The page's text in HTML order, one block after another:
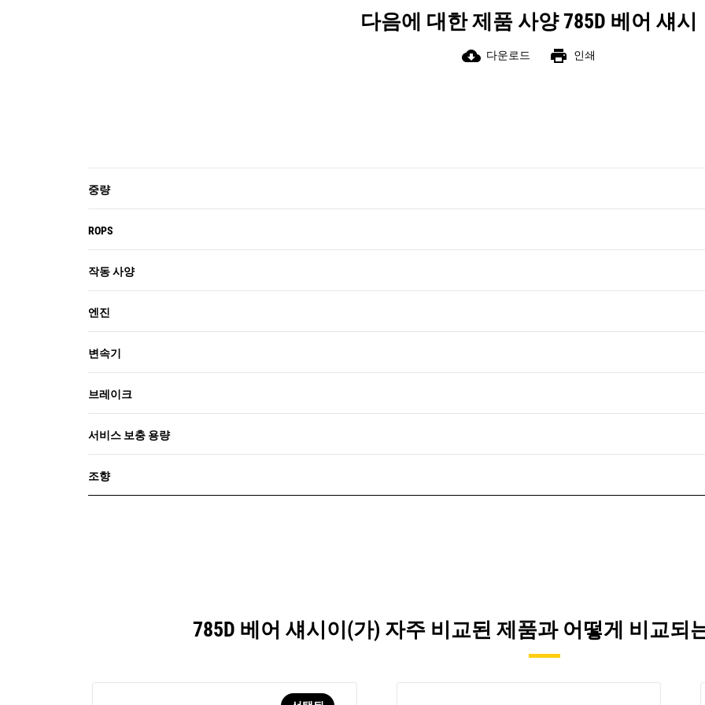
다음에 대한 제품 사양 785D 베어 섀시
cloud_download 다운로드 print 인쇄
중량
ROPS
작동 사양
엔진
변속기
브레이크
서비스 보충 용량
조향
785D 베어 섀시이(가) 자주 비교된 제품과 어떻게 비교되